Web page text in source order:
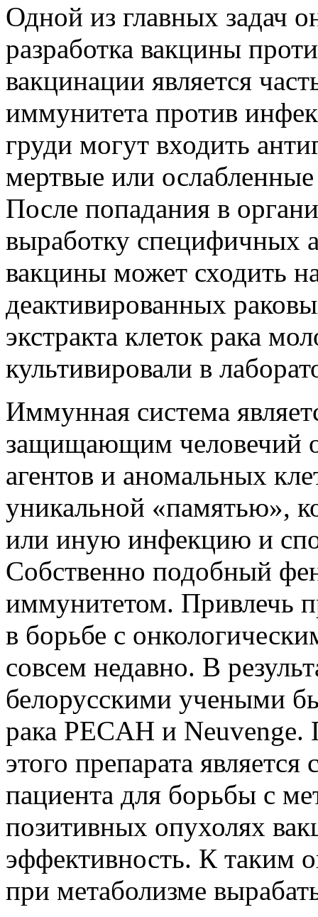
Одной из главных задач
разработка вакцины
вакцинации является
иммунитета против
груди могут входить
мертвые или
После попадания в
выработку специфичных
вакцины может сходить
деактивированных
экстракта клеток рака
культивировали в
Иммунная система
защищающим человечий
агентов и аномальных
уникальной «памятью»,
или иную инфекцию и
Собственно подобный
иммунитетом. Привлечь
в борьбе с
совсем недавно. В
белорусскими учеными
рака PECAH и Neuvenge.
этого препарата
пациента для борьбы с
позитивных опухолях
эффективность. К таким
при метаболизме